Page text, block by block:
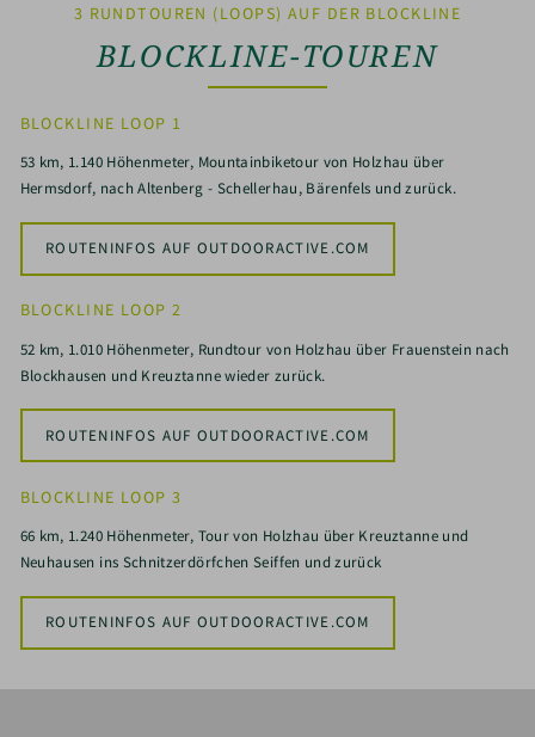
3 RUNDTOUREN (LOOPS) AUF DER BLOCKLINE
BLOCKLINE-TOUREN
BLOCKLINE LOOP 1
53 km, 1.140 Höhenmeter, Mountainbiketour von Holzhau über
Hermsdorf, nach Altenberg - Schellerhau, Bärenfels und zurück.
ROUTENINFOS AUF OUTDOORACTIVE.COM
BLOCKLINE LOOP 2
52 km, 1.010 Höhenmeter, Rundtour von Holzhau über Frauenstein nach
Blockhausen und Kreuztanne wieder zurück.
ROUTENINFOS AUF OUTDOORACTIVE.COM
BLOCKLINE LOOP 3
66 km, 1.240 Höhenmeter, Tour von Holzhau über Kreuztanne und
Neuhausen ins Schnitzerdörfchen Seiffen und zurück
ROUTENINFOS AUF OUTDOORACTIVE.COM